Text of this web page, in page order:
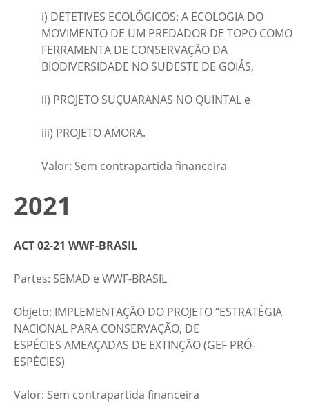
i) DETETIVES ECOLÓGICOS: A ECOLOGIA DO
MOVIMENTO DE UM PREDADOR DE TOPO COMO
FERRAMENTA DE CONSERVAÇÃO DA
BIODIVERSIDADE NO SUDESTE DE GOIÁS,
ii) PROJETO SUÇUARANAS NO QUINTAL e
iii) PROJETO AMORA.
Valor: Sem contrapartida financeira
2021
ACT 02-21 WWF-BRASIL
Partes: SEMAD e WWF-BRASIL​
Objeto: IMPLEMENTAÇÃO DO PROJETO “ESTRATÉGIA
NACIONAL PARA CONSERVAÇÃO, DE
ESPÉCIES AMEAÇADAS DE EXTINÇÃO (GEF PRÓ-
ESPÉCIES)​
​​Valor: Sem contrapartida financeira